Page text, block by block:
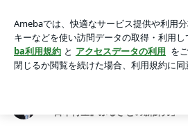
本再生』ふるさとの新鮮力」
アプリをダウンロードして ブログの更新
ょう。
『日本再生』ふるさとの新鮮力」